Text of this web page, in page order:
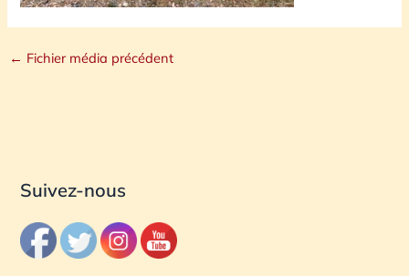
← Fichier média précédent
Suivez-nous